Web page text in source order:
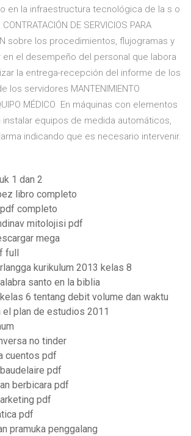
en la infraestructura tecnológica de la s o
DE SERVICIOS PARA
sobre los procedimientos, flujogramas y
el desempeño del personal que labora
la entrega-recepción del informe de los
los servidores MANTENIMIENTO
MÉDICO En máquinas con elementos
equipos de medida automáticos,
indicando que es necesario intervenir.
1 dan 2
libro completo
completo
mitolojisi pdf
mega
full
kurikulum 2013 kelas 8
santo en la biblia
6 tentang debit volume dan waktu
el plan de estudios 2011
no tinder
cuentos pdf
pdf
berbicara pdf
pdf
pdf
pramuka penggalang